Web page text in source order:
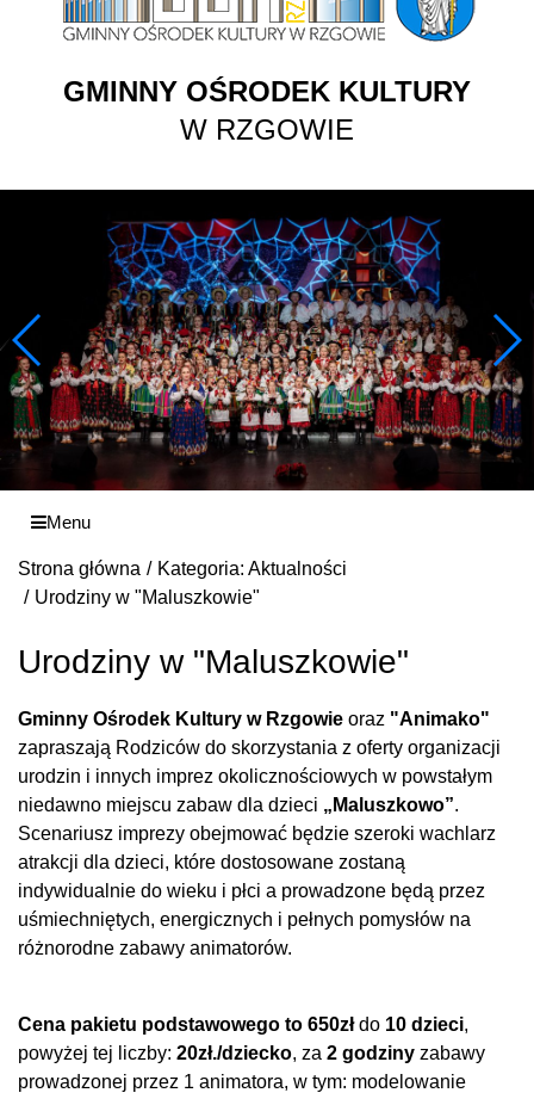
GMINNY OŚRODEK KULTURY
W RZGOWIE
Menu
Strona główna
Kategoria: Aktualności
Urodziny w "Maluszkowie"
Urodziny w "Maluszkowie"
Gminny Ośrodek Kultury w Rzgowie oraz "Animako"
zapraszają Rodziców do skorzystania z oferty organizacji
urodzin i innych imprez okolicznościowych w powstałym
niedawno miejscu zabaw dla dzieci „Maluszkowo”.
Scenariusz imprezy obejmować będzie szeroki wachlarz
atrakcji dla dzieci, które dostosowane zostaną
indywidualnie do wieku i płci a prowadzone będą przez
uśmiechniętych, energicznych i pełnych pomysłów na
różnorodne zabawy animatorów.
Cena pakietu podstawowego to 650złdo 10 dzieci,
powyżej tej liczby: 20zł./dziecko, za 2 godziny zabawy
prowadzonej przez 1 animatora, w tym: modelowanie